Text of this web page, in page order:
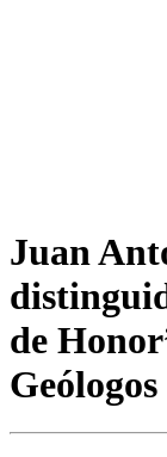
Juan
de